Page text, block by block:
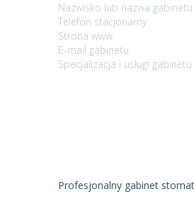
Nazwisko lub nazwa gabinetu
Telefon stacjonarny
Strona www
E-mail gabinetu
Specjalizacja i usługi gabinetu
Profesjonalny gabinet